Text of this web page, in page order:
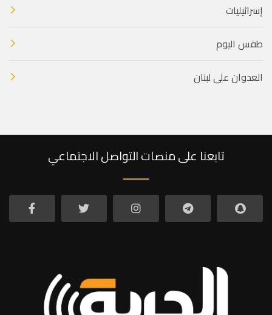
إسرائيليات
طقس اليوم
العدوان على لبنان
تابعنا على منصات التواصل الاجتماعي